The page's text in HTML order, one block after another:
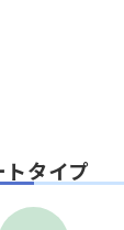
トタイプ